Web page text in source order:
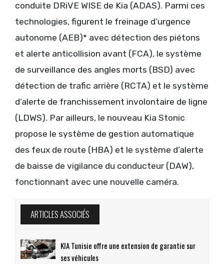
conduite DRiVE WISE de Kia (ADAS). Parmi ces
technologies, figurent le freinage d’urgence
autonome (AEB)* avec détection des piétons
et alerte anticollision avant (FCA), le système
de surveillance des angles morts (BSD) avec
détection de trafic arrière (RCTA) et le système
d’alerte de franchissement involontaire de ligne
(LDWS). Par ailleurs, le nouveau Kia Stonic
propose le système de gestion automatique
des feux de route (HBA) et le système d’alerte
de baisse de vigilance du conducteur (DAW),
fonctionnant avec une nouvelle caméra.
ARTICLES ASSOCIÉS
KIA Tunisie offre une extension de garantie sur
ses véhicules